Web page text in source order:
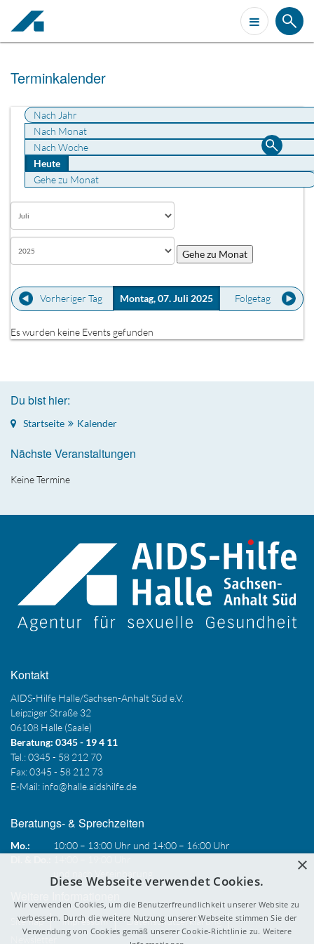
Terminkalender
Nach Jahr
Nach Monat
Nach Woche
Heute
Gehe zu Monat
Gehe zu Monat
Vorheriger Tag Montag, 07. Juli 2025 Folgetag
Es wurden keine Events gefunden
Du bist hier:
Startseite Kalender
Nächste Veranstaltungen
Keine Termine
Kontakt
AIDS-Hilfe Halle/Sachsen-Anhalt Süd e.V.
Leipziger Straße 32
06108 Halle (Saale)
Beratung: 0345 - 19 4 11
Tel.: 0345 - 58 212 70
Fax: 0345 - 58 212 73
E-Mail: info@halle.aidshilfe.de
Beratungs- & Sprechzeiten
Mo.:
10:00 – 13:00 Uhr und 14:00 – 16:00 Uhr
Sitemap Impressum
Datenschutzerklärung
×
Diese Webseite verwendet Cookies.
Wir verwenden Cookies, um die Benutzerfreundlichkeit unserer Website zu
verbessern. Durch die weitere Nutzung unserer Webseite stimmen Sie der
Verwendung von Cookies gemäß unserer Cookie-Richtlinie zu. Weitere